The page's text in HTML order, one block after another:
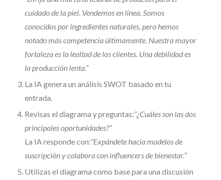
cuidado de la piel. Vendemos en línea. Somos
conocidos por ingredientes naturales, pero hemos
notado más competencia últimamente. Nuestra mayor
fortaleza es la lealtad de los clientes. Una debilidad es
la producción lenta.”
La IA genera un análisis SWOT basado en tu
entrada.
Revisas el diagrama y preguntas:“¿Cuáles son las dos
principales oportunidades?”
La IA responde con:“Expándete hacia modelos de
suscripción y colabora con influencers de bienestar.”
Utilizas el diagrama como base para una discusión